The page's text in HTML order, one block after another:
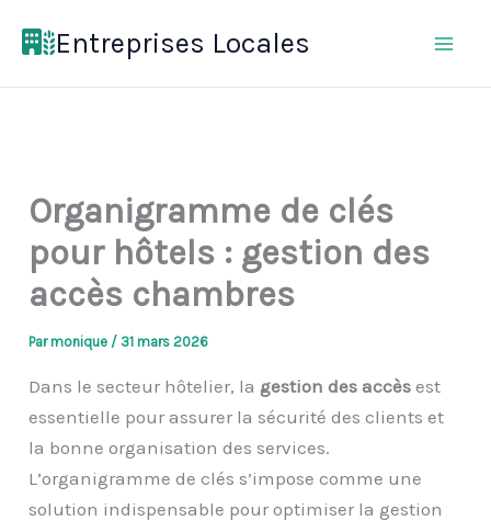
Entreprises Locales
Organigramme de clés
pour hôtels : gestion des
accès chambres
Parmonique / 31 mars 2026
Dans le secteur hôtelier, la gestion des accès est
essentielle pour assurer la sécurité des clients et
la bonne organisation des services.
L’organigramme de clés s’impose comme une
solution indispensable pour optimiser la gestion